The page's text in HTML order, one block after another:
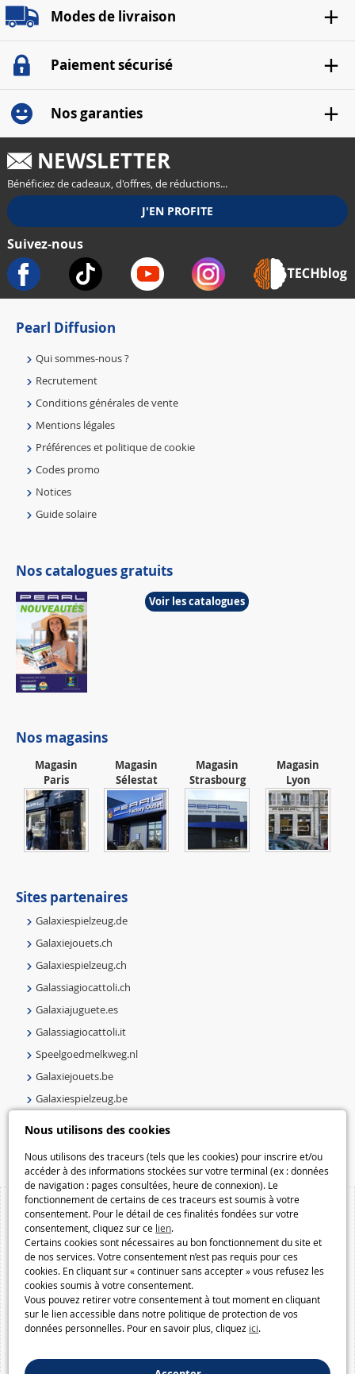
Nous utilisons des cookies
Nous utilisons des traceurs (tels que les cookies) pour inscrire et/ou
accéder à des informations stockées sur votre terminal (ex : données
de navigation : pages consultées, heure de connexion). Le
fonctionnement de certains de ces traceurs est soumis à votre
consentement. Pour le détail de ces finalités fondées sur votre
consentement, cliquez sur ce lien.
Certains cookies sont nécessaires au bon fonctionnement du site et
de nos services. Votre consentement n’est pas requis pour ces
cookies. En cliquant sur « continuer sans accepter » vous refusez les
cookies soumis à votre consentement.
Vous pouvez retirer votre consentement à tout moment en cliquant
sur le lien accessible dans notre politique de protection de vos
données personnelles. Pour en savoir plus, cliquez ici.
Modes de livraison
Paiement sécurisé
Nos garanties
NEWSLETTER
Bénéficiez de cadeaux, d'offres, de réductions...
Suivez-nous
Pearl Diffusion
Qui sommes-nous ?
Recrutement
Conditions générales de vente
Mentions légales
Préférences et politique de cookie
Codes promo
Notices
Guide solaire
Nos catalogues gratuits
Voir les catalogues
Nos magasins
Magasin
Paris
Magasin
Sélestat
Magasin
Strasbourg
Magasin
Lyon
Sites partenaires
Galaxiespielzeug.de
Galaxiejouets.ch
Galaxiespielzeug.ch
Galassiagiocattoli.ch
Galaxiajuguete.es
Galassiagiocattoli.it
Speelgoedmelkweg.nl
Galaxiejouets.be
Galaxiespielzeug.be